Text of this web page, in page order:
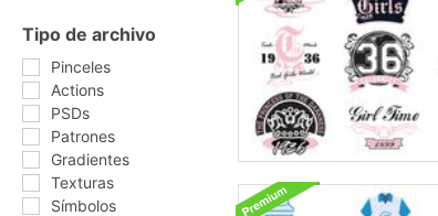
Tipo de archivo
Pinceles
Actions
PSDs
Patrones
Gradientes
Texturas
Símbolos